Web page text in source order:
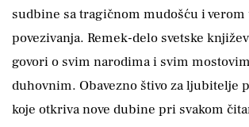
sudbine sa tragičnom mudošću i verom
povezivanja. Remek-delo svetske
govori o svim narodima i svim
duhovnim. Obavezno štivo za ljubitelje
koje otkriva nove dubine pri svakom